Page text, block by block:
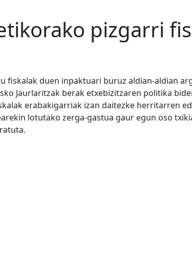
pizgarri
fiskalak duen inpaktuari buruz aldian-aldian
Jaurlaritzak berak etxebizitzaren politika
erabakigarriak izan daitezke herritarren
lotutako zerga-gastua gaur egun oso